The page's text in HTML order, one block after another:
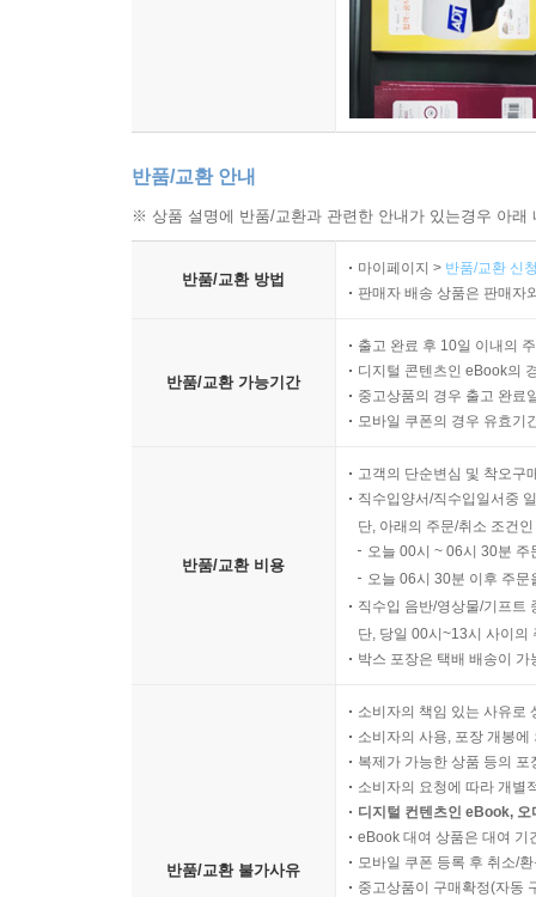
반품/교환 안내
※ 상품 설명에 반품/교환과 관련한 안내가 있는경우 아
반품/교환 방법
마이페이지 > 반품/교환 신
판매자 배송 상품은 판매자
반품/교환 가능기간
출고 완료 후 10일 이내의
디지털 콘텐츠인 eBook의
중고상품의 경우 출고 완료
모바일 쿠폰의 경우 유효기
반품/교환 비용
고객의 단순변심 및 착오구
직수입양서/직수입일서중
단, 아래의 주문/취소 조건
오늘 00시 ~ 06시 30분
오늘 06시 30분 이후 주
직수입 음반/영상물/기프트
단, 당일 00시~13시 사이의
박스 포장은 택배 배송이
반품/교환 불가사유
소비자의 책임 있는 사유로
소비자의 사용, 포장 개봉
복제가 가능한 상품 등의
소비자의 요청에 따라 개별
디지털 컨텐츠인 eBook,
eBook 대여 상품은 대여 기
모바일 쿠폰 등록 후 취소/
중고상품이 구매확정(자동